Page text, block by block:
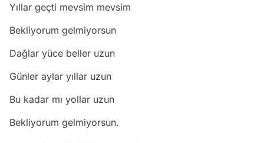
Yıllar geçti mevsim mevsim
Bekliyorum gelmiyorsun
Dağlar yüce beller uzun
Günler aylar yıllar uzun
Bu kadar mı yollar uzun
Bekliyorum gelmiyorsun.